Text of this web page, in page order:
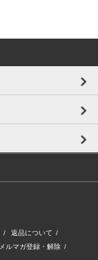
/ 返品について /
メルマガ登録・解除 /